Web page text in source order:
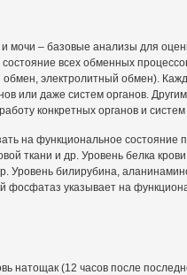
мочи – базовые анализы для
всех обменных
электролитный обмен).
или даже систем органов.
конкретных органов и систем
на функциональное состояние
ткани и др. Уровень белка
Уровень билирубина,
указывает на
натощак (12 часов после